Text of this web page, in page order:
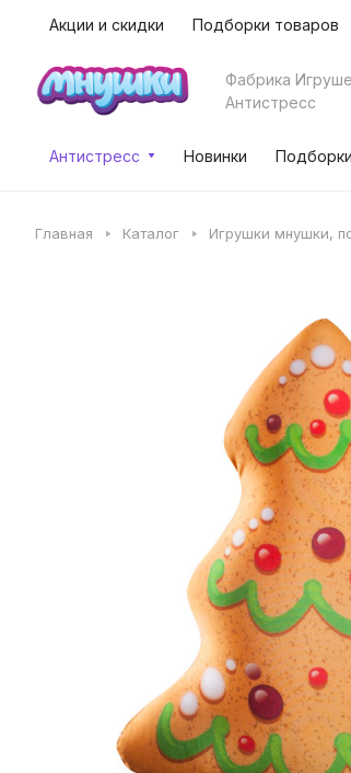
Акции и скидки Подборки товаров
Фабрика
Антистресс
Антистресс Новинки
Главная Каталог Игрушки мнушки,